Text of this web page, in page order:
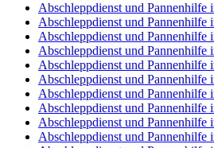
Abschleppdienst und Pannenhilfe
Abschleppdienst und Pannenhilfe
Abschleppdienst und Pannenhilfe
Abschleppdienst und Pannenhilfe
Abschleppdienst und Pannenhilfe
Abschleppdienst und Pannenhilfe
Abschleppdienst und Pannenhilfe
Abschleppdienst und
Abschleppdienst und
Abschleppdienst und Pannenhilfe